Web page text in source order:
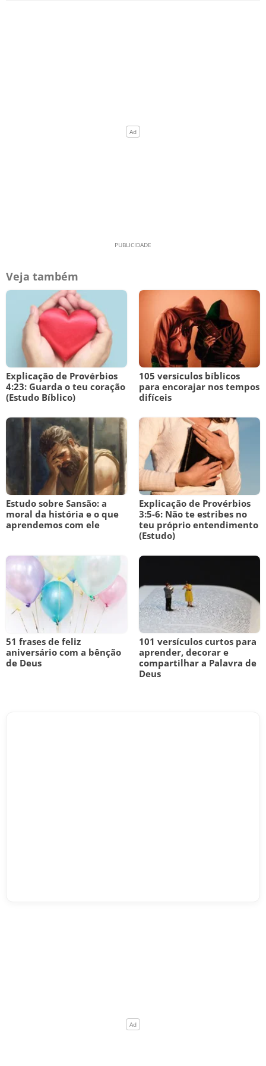
Veja também
Explicação de Provérbios
4:23: Guarda o teu coração
(Estudo Bíblico)
105 versículos bíblicos
para encorajar nos tempos
difíceis
Estudo sobre Sansão: a
moral da história e o que
aprendemos com ele
Explicação de Provérbios
3:5-6: Não te estribes no
teu próprio entendimento
(Estudo)
51 frases de feliz
aniversário com a bênção
de Deus
101 versículos curtos para
aprender, decorar e
compartilhar a Palavra de
Deus